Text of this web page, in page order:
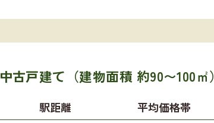
中古戸建て（建物面積 約90〜100㎡
駅距離 平均価格帯